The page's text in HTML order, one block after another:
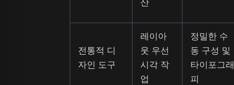
산
전통적 디
자인 도구
레이아
웃 우선
시각 작
업
정밀한 수
동 구성 및
타이포그래
피